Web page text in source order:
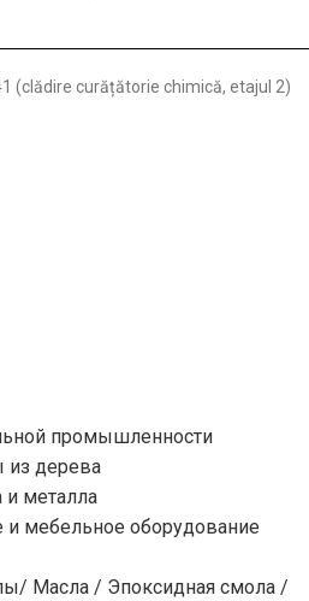
(clădire curățătorie chimică, etajul 2)
промышленности
дерева
и металла
мебельное оборудование
Масла / Эпоксидная смола /